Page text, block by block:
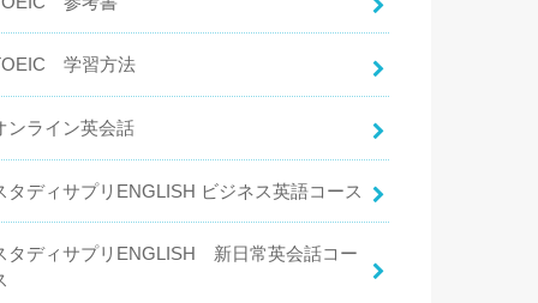
学習方法
ンライン英会話
タディサプリENGLISH ビジネス英語コース
タディサプリENGLISH 新日常英会話コー